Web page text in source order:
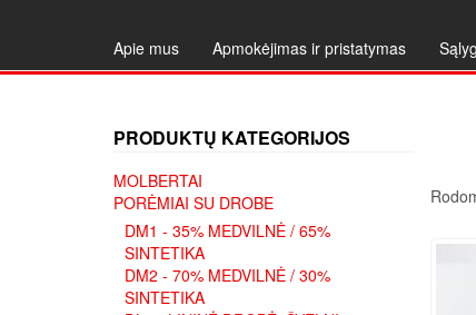
Apie mus Apmokėjimas ir pristatymas
PRODUKTŲ KATEGORIJOS
MOLBERTAI
PORĖMIAI SU DROBE
DM1 - 35% MEDVILNĖ / 65%
SINTETIKA
DM2 - 70% MEDVILNĖ / 30%
SINTETIKA